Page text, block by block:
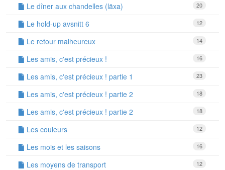
20
Le dîner aux chandelles (läxa)
12
Le hold-up avsnitt 6
14
Le retour malheureux
16
Les amis, c'est précieux !
23
Les amis, c'est précieux ! partie 1
18
Les amis, c'est précieux ! partie 2
18
Les amis, c'est précieux ! partie 2
12
Les couleurs
16
Les mois et les saisons
12
Les moyens de transport